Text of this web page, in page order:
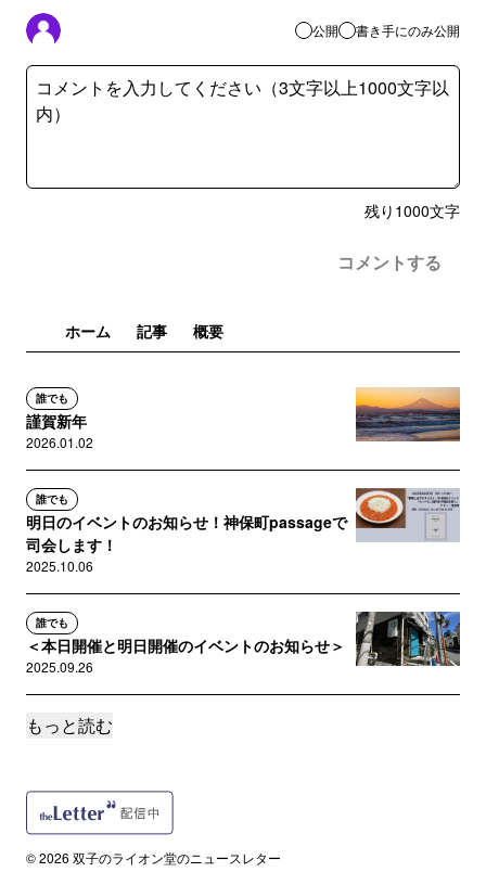
公開 書き手にのみ公開
残り 1000文字
コメントする
ホーム 記事 概要
誰でも
謹賀新年
2026.01.02
誰でも
明日のイベントのお知らせ！神保町passageで
司会します！
2025.10.06
誰でも
＜本日開催と明日開催のイベントのお知らせ＞
2025.09.26
誰でも
2025.09.17
分割読みの恐怖。または、クラウドファンディ
もっと読む
© 2026 双子のライオン堂のニュースレター